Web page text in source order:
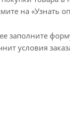
на «Узнать
заполните
условия